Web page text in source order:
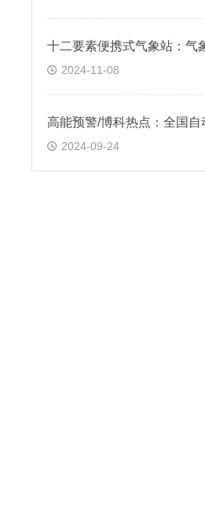
2024-11-08
2024-09-24